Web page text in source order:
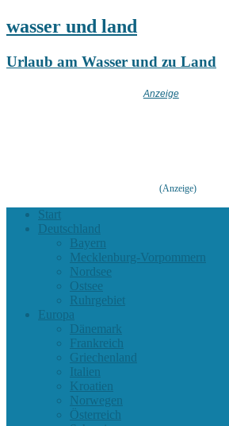
wasser und land
Urlaub am Wasser und zu Land
(Anzeige)
Start
Deutschland
Bayern
Mecklenburg-Vorpommern
Nordsee
Ostsee
Ruhrgebiet
Europa
Dänemark
Frankreich
Griechenland
Italien
Kroatien
Norwegen
Österreich